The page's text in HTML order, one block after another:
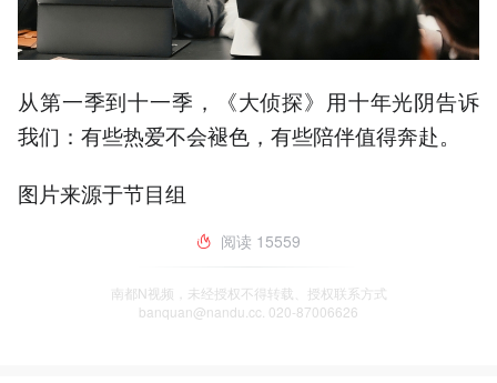
从第一季到十一季，《大侦探》用十年光阴告诉
我们：有些热爱不会褪色，有些陪伴值得奔赴。
图片来源于节目组
阅读 15559
南都N视频，未经授权不得转载、授权联系方式
banquan@nandu.cc. 020-87006626